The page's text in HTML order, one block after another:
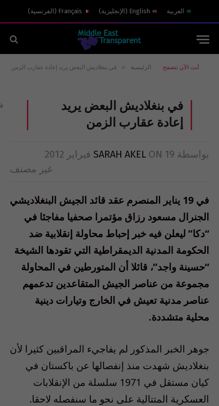
العربية English
( الإنجليزية)
Français
( الفرنسية)
أنت الآن تتصفح: الرئيسية » في بنغلاديش البعض يريد إعادة عقارب الزمن
في بنغلاديش البعض يريد
إعادة عقارب الزمن
بواسطة SARAH AKEL ON 19 فبراير 2012
غير مصنف
في 19 يناير المنصرم عقد قائد الجيش البنغلاديشي
الجنرال مسعود رزاق مؤتمرا صحفيا مفاجئا في
“دكا” ليعلن فيه خبر إحباط محاولة إنقلابية ضد
الحكومة المدنية الديمقراطية التي تقودها الشيخة
“حسينة واجد”، قائلا أن المتورطين في المحاولة
مجموعة من عناصر الجيش المتقاعدين تدعمهم
عناصر مدنية تعيش في الخارج وتيارات دينية
محلية متشددة.
جوهر الخبر المذكور لم يفاجيء المراقبين كثيرا لأن
بنغلاديش شهدت منذ إنفصالها عن باكستان في
كيان مستقل في 1971 سلسلة من الإنقلابات
العسكرية المتتالية على نحو ما سنفصله لاحقا.